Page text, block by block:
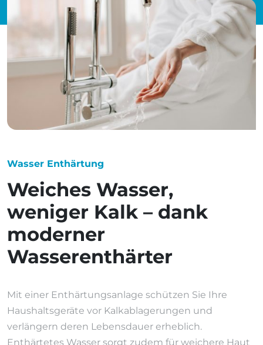
Wasser Enthärtung
Weiches Wasser,
weniger Kalk – dank
moderner
Wasserenthärter
Mit einer Enthärtungsanlage schützen Sie Ihre
Haushaltsgeräte vor Kalkablagerungen und
verlängern deren Lebensdauer erheblich.
Enthärtetes Wasser sorgt zudem für weichere Haut